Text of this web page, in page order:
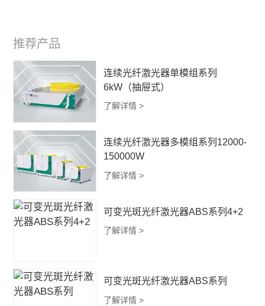
推荐产品
连续光纤激光器单模组系列
6kW（抽屉式）
了解详情 >
连续光纤激光器多模组系列12000-
150000W
了解详情 >
可变光斑光纤激光器ABS系列4+2
了解详情 >
可变光斑光纤激光器ABS系列
了解详情 >